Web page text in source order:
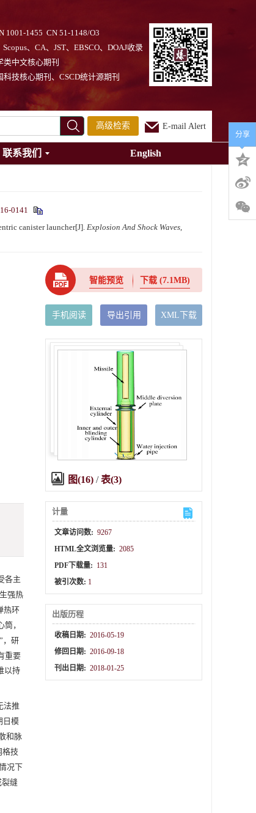
1001-1455 CN 51-1148/O3
Scopus、CA、JST、EBSCO、DOAJ收录
类中文核心期刊
科技核心期刊、CSCD统计源期刊
高级检索 E-mail Alert
联系我们 English
0141
canister launcher[J]. Explosion And Shock Waves,
各主
强热
热环
，
，研
重要
以持
法推
日模
和脉
格技
况下
缝
智能预览 下载(7.1MB)
手机阅读 导出引用 XML下载
图(16) /表(3)
计量
文章访问数: 9267
HTML全文浏览量: 2085
PDF下载量: 131
被引次数: 1
出版历程
收稿日期: 2016-05-19
修回日期: 2016-09-18
刊出日期: 2018-01-25
分享